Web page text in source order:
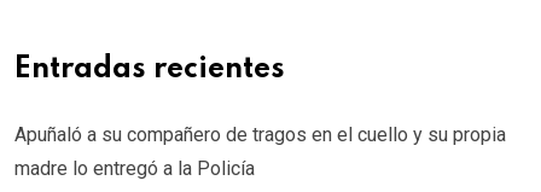
Entradas recientes
Apuñaló a su compañero de tragos en el cuello y su propia
madre lo entregó a la Policía